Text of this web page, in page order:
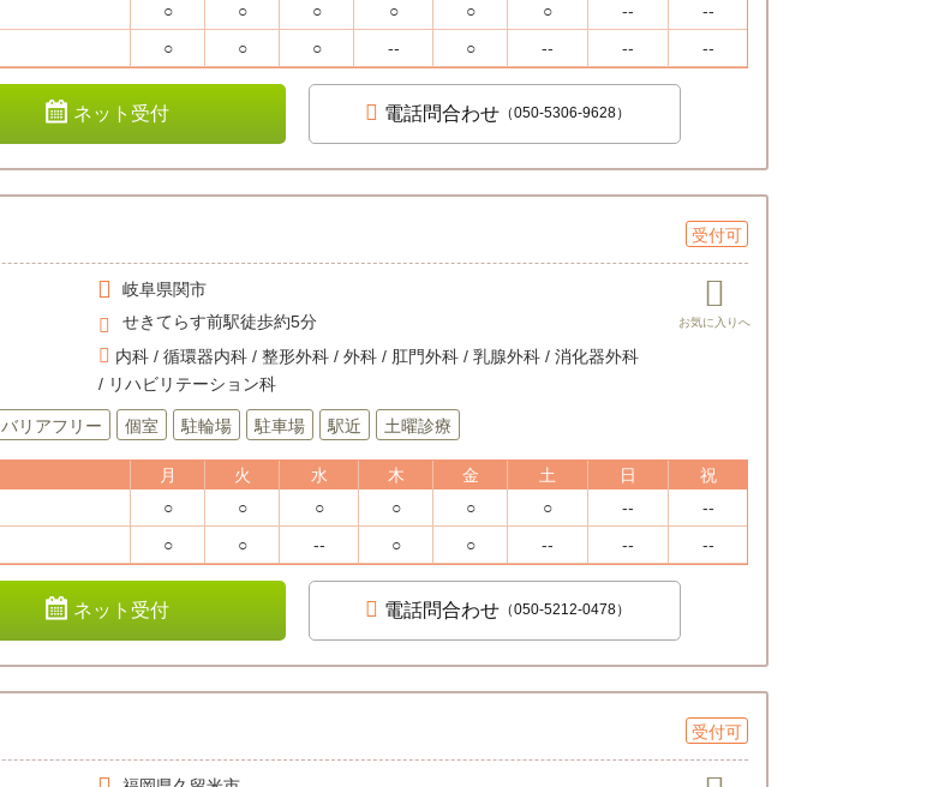
○ ○ ○ ○ ○ ○ --
--
○ ○ ○ -- ○ -- -- --
ネット受付 電話問合わせ （050-5306-9628）
受付可
岐阜県関市
せきてらす前駅徒歩約5分
内科 / 循環器内科 / 整形外科 / 外科 / 肛門外科 / 乳腺外科 / 消化器外科
/ リハビリテーション科
バリアフリー 個室 駐輪場 駐車場 駅近 土曜診療
月 火 水 木 金 土 日
祝
○ ○ ○ ○ ○ ○ --
--
○ ○ -- ○ ○ -- -- --
ネット受付 電話問合わせ （050-5212-0478）
受付可